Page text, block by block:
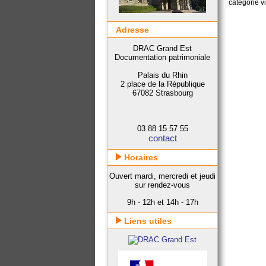
catégorie
Adresse
DRAC Grand Est
Documentation patrimoniale
Palais du Rhin
2 place de la République
67082 Strasbourg
03 88 15 57 55
contact
Horaires
Ouvert mardi, mercredi et jeudi
sur rendez-vous
9h - 12h et 14h - 17h
Liens utiles